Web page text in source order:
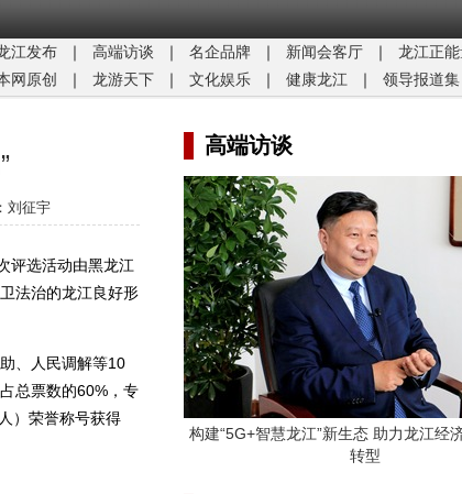
江发布 ｜ 高端访谈 ｜ 名企品牌 ｜ 新闻会客厅 ｜
龙江正
网原创 ｜ 龙游天下 ｜ 文化娱乐 ｜ 健康龙江 ｜ 领导报道集
刘征宇
评选活动由黑龙江
法治的龙江良好形
、人民调解等10
总票数的60%，专
）荣誉称号获得
高端访谈
构建“5G+智慧龙江”新生态 助力龙江经
转型